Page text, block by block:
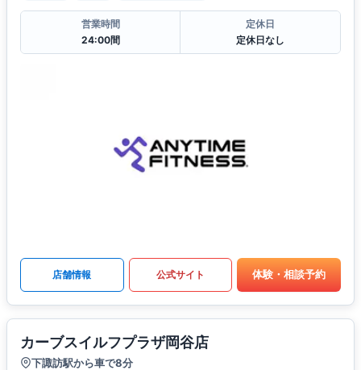
営業時間
24:00間
定休日
定休日なし
店舗情報 公式サイト 体験・相談予約
カーブスイルフプラザ岡谷店
下諏訪駅から車で8分